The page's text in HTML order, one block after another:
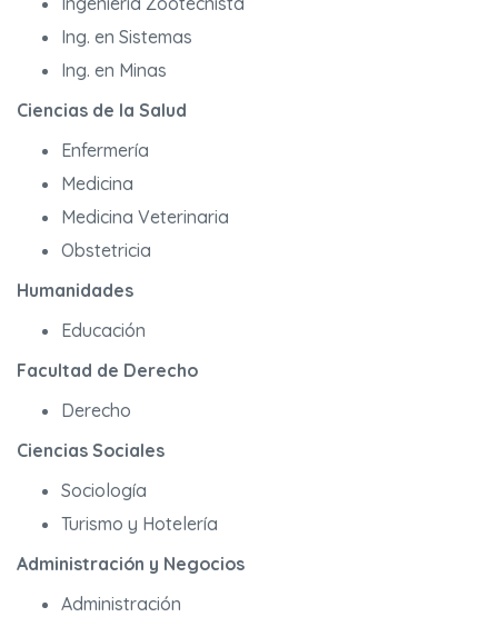
Ing. en Sistemas
Ing. en Minas
Ciencias de la Salud
Enfermería
Medicina
Medicina Veterinaria
Obstetricia
Humanidades
Educación
Facultad de Derecho
Derecho
Ciencias Sociales
Sociología
Turismo y Hotelería
Administración y Negocios
Administración